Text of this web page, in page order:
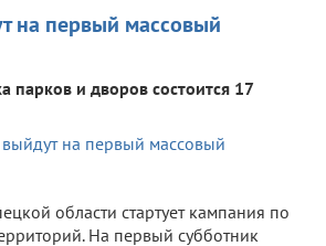
на первый массовый
парков и дворов состоится 17
области стартует кампания по
На первый субботник